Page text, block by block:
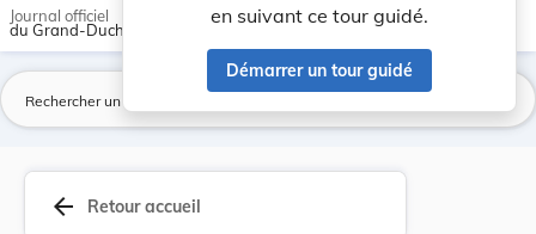
en suivant ce tour guidé.
Démarrer un tour guidé
Journal officiel
du Grand-Duché de Luxembourg
arrow_back Retour accueil